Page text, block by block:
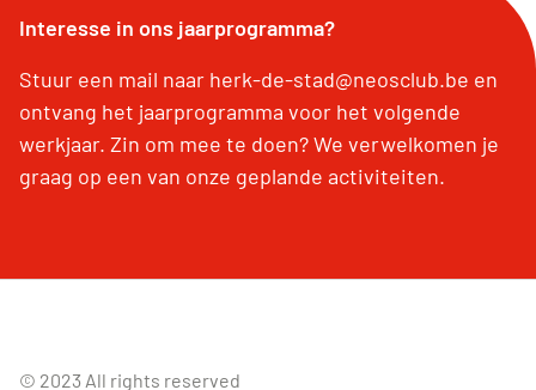
Interesse in ons jaarprogramma?
Stuur een mail naar herk-de-stad@neosclub.be en
ontvang het jaarprogramma voor het volgende
werkjaar. Zin om mee te doen? We verwelkomen je
graag op een van onze geplande activiteiten.
© 2023 All rights reserved